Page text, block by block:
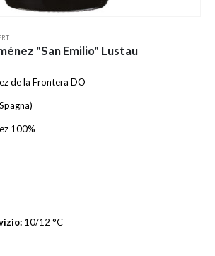
"San Emilio" Lustau
de la Frontera DO
100%
10/12 °C